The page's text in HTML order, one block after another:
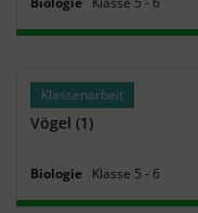
Klassenarbeit
Vögel (1)
Biologie Klasse 5 ‐ 6